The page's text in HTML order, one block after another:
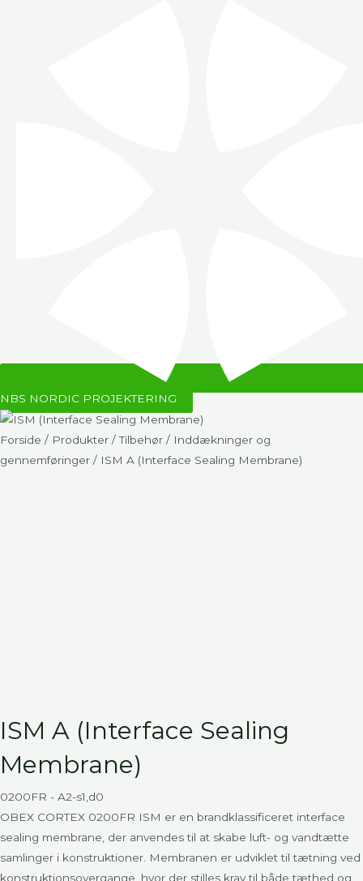
NBS NORDIC PROJEKTERING
Forside / Produkter /Tilbehør / Inddækninger og
gennemføringer / ISM A (Interface Sealing Membrane)
ISM A (Interface Sealing
Membrane)
0200FR - A2-s1,d0
OBEX CORTEX 0200FR ISM er en brandklassificeret interface
sealing membrane, der anvendes til at skabe luft- og vandtætte
samlinger i konstruktioner. Membranen er udviklet til tætning ved
konstruktionsovergange, hvor der stilles krav til både tæthed og